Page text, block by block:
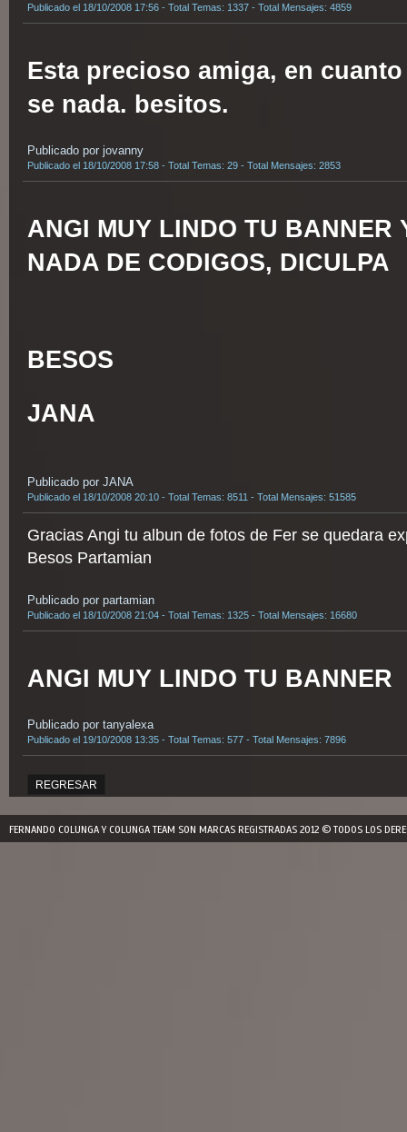
Publicado el 18/10/2008 17:56 - Total Temas: 1337 - Total Mensajes: 4859
Esta precioso amiga, en
se nada. besitos.
Publicado por jovanny
Publicado el 18/10/2008 17:58 - Total Temas: 29 - Total Mensajes: 2853
ANGI MUY LINDO TU BANNER
NADA DE CODIGOS, DICULPA
BESOS
JANA
Publicado por JANA
Publicado el 18/10/2008 20:10 - Total Temas: 8511 - Total Mensajes: 51585
Gracias Angi tu albun de fotos de Fer se quedara
Besos Partamian
Publicado por partamian
Publicado el 18/10/2008 21:04 - Total Temas: 1325 - Total Mensajes: 16680
ANGI MUY LINDO TU BANNER
Publicado por tanyalexa
Publicado el 19/10/2008 13:35 - Total Temas: 577 - Total Mensajes: 7896
REGRESAR
FERNANDO COLUNGA Y COLUNGA TEAM SON MARCAS REGISTRADAS 2012 © TODOS LOS